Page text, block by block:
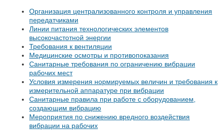
Организация централизованного контроля и управления
передатчиками
Линии питания технологических элементов
высокочастотной энергии
Требования к вентиляции
Медицинские осмотры и противопоказания
Санитарные требования по ограничению вибрации
рабочих мест
Условия измерения нормируемых величин и требования к
измерительной аппаратуре при вибрации
Санитарные правила при работе с оборудованием,
создающим вибрацию
Мероприятия по снижению вредного воздействия
вибрации на рабочих